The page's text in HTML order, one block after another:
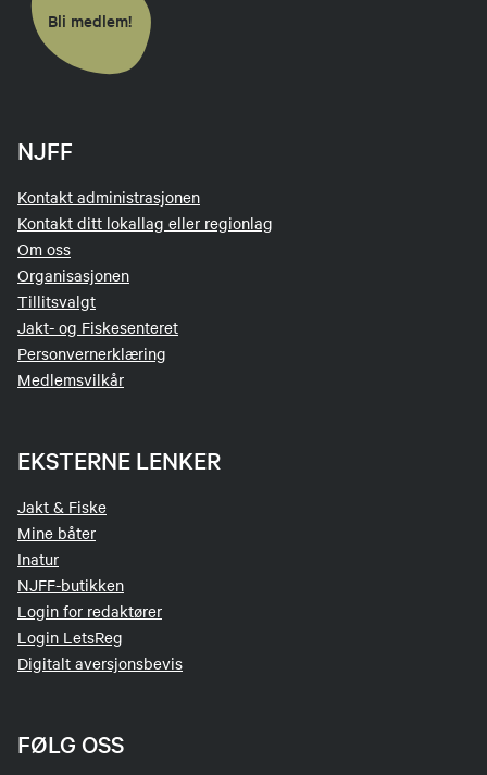
Bli medlem!
NJFF
Kontakt administrasjonen
Kontakt ditt lokallag eller regionlag
Om oss
Organisasjonen
Tillitsvalgt
Jakt- og Fiskesenteret
Personvernerklæring
Medlemsvilkår
EKSTERNE LENKER
Jakt & Fiske
Mine båter
Inatur
NJFF-butikken
Login for redaktører
Login LetsReg
Digitalt aversjonsbevis
FØLG OSS